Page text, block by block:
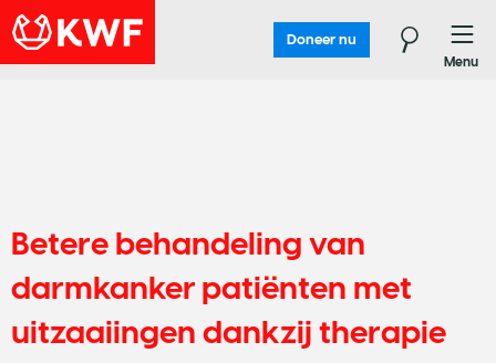
Doneer nu
Menu
Betere behandeling van
darmkanker patiënten met
uitzaaiingen dankzij therapie